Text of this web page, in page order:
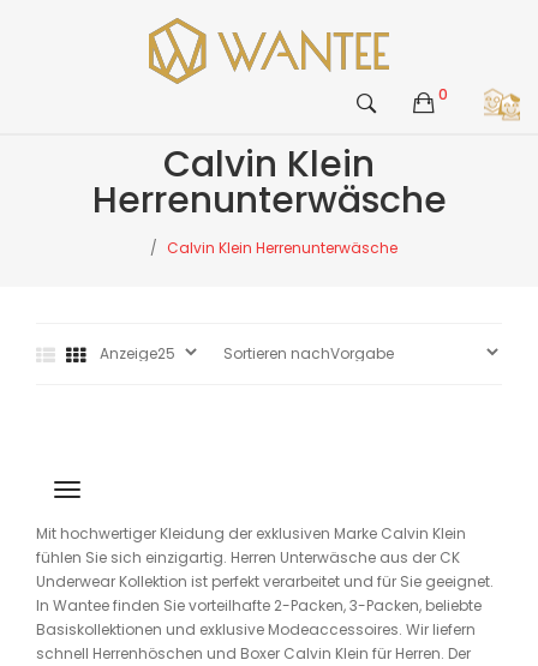
0
Calvin Klein
Herrenunterwäsche
Calvin Klein Herrenunterwäsche
Mit hochwertiger Kleidung der exklusiven Marke Calvin Klein
fühlen Sie sich einzigartig. Herren Unterwäsche aus der CK
Underwear Kollektion ist perfekt verarbeitet und für Sie geeignet.
In Wantee finden Sie vorteilhafte 2-Packen, 3-Packen, beliebte
Basiskollektionen und exklusive Modeaccessoires. Wir liefern
schnell Herrenhöschen und Boxer Calvin Klein für Herren. Der